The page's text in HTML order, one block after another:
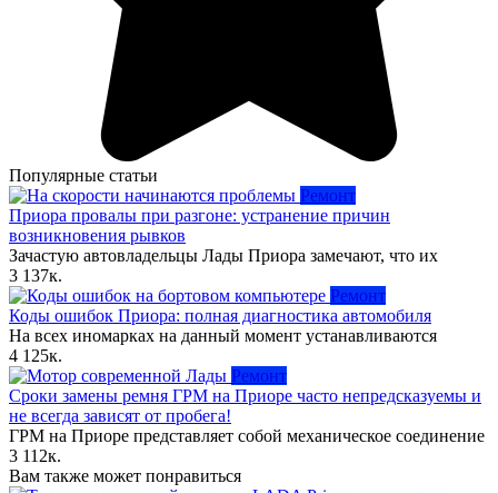
Популярные статьи
Ремонт
Приора провалы при разгоне: устранение причин
возникновения рывков
Зачастую автовладельцы Лады Приора замечают, что их
3 137к.
Ремонт
Коды ошибок Приора: полная диагностика автомобиля
На всех иномарках на данный момент устанавливаются
4 125к.
Ремонт
Сроки замены ремня ГРМ на Приоре часто непредсказуемы и
не всегда зависят от пробега!
ГРМ на Приоре представляет собой механическое соединение
3 112к.
Вам также может понравиться